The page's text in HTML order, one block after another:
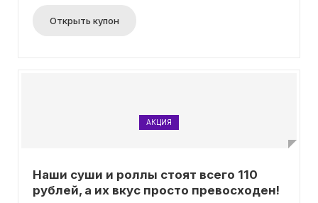
Открыть купон
АКЦИЯ
Наши суши и роллы стоят всего 110
рублей, а их вкус просто превосходен!